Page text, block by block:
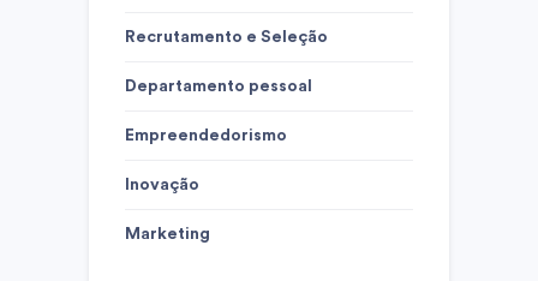
Recrutamento e Seleção
Departamento pessoal
Empreendedorismo
Inovação
Marketing